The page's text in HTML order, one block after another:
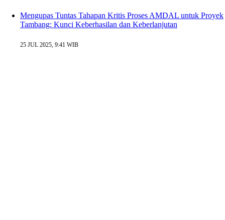
Mengupas Tuntas Tahapan Kritis Proses AMDAL untuk Proyek
Tambang: Kunci Keberhasilan dan Keberlanjutan
25 JUL 2025, 9:41 WIB